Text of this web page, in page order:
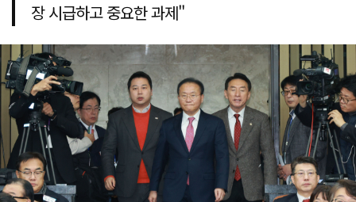
장 시급하고 중요한 과제"